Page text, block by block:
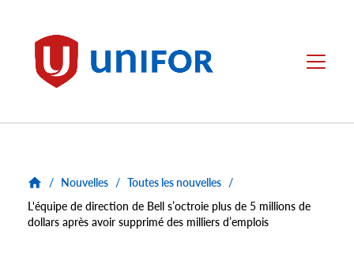
Unifor Menu
/ Nouvelles / Toutes les nouvelles /
L'équipe de direction de Bell s’octroie plus de 5 millions de
dollars après avoir supprimé des milliers d’emplois